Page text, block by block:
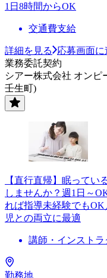
1日8時間からOK
交通費支給
詳細を見る
応募画面に
業務委託契約
シアー株式会社 オンピ
壬生町)
【直行直帰】眠ってい
しませんか？週1日～
れば指導未経験でも
児との両立に最適
講師・インストラ
勤務地